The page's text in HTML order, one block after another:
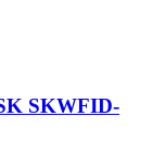
SKWFID-